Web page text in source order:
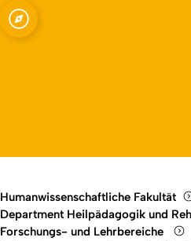
Open quicklink menu
Humanwissenschaftliche Fakultät
Department Heilpädagogik und
Forschungs- und Lehrbereiche